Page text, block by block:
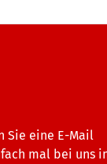
Sie eine E-Mail
mal bei uns